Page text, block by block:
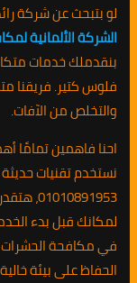
لو بتبحث عن شركة
الشركة الألمانية
بنقدملك خدمات
فلوس كتير. فريقنا
والتخلص من الآفات.
احنا فاهمين تمامًا
نستخدم تقنيات
لمكانك قبل بدء
في مكافحة الحشرات
الحفاظ على بيئة